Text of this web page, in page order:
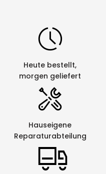
Heute bestellt,
morgen geliefert
Hauseigene
Reparaturabteilung